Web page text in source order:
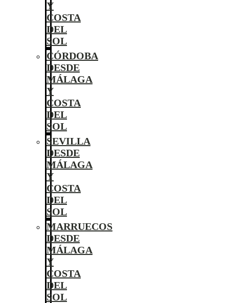
Y
COSTA
DEL
SOL
CÓRDOBA
DESDE
MÁLAGA
Y
COSTA
DEL
SOL
SEVILLA
DESDE
MÁLAGA
Y
COSTA
DEL
SOL
MARRUECOS
DESDE
MÁLAGA
Y
COSTA
DEL
SOL